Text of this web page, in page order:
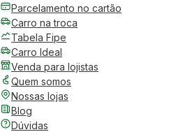
Parcelamento no cartão
Carro na troca
Tabela Fipe
Carro Ideal
Venda para lojistas
Quem somos
Nossas lojas
Blog
Dúvidas